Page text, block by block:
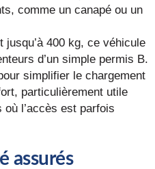
comme un canapé ou un
jusqu’à 400 kg, ce véhicule
d’un simple permis B.
simplifier le chargement
particulièrement utile
l’accès est parfois
assurés